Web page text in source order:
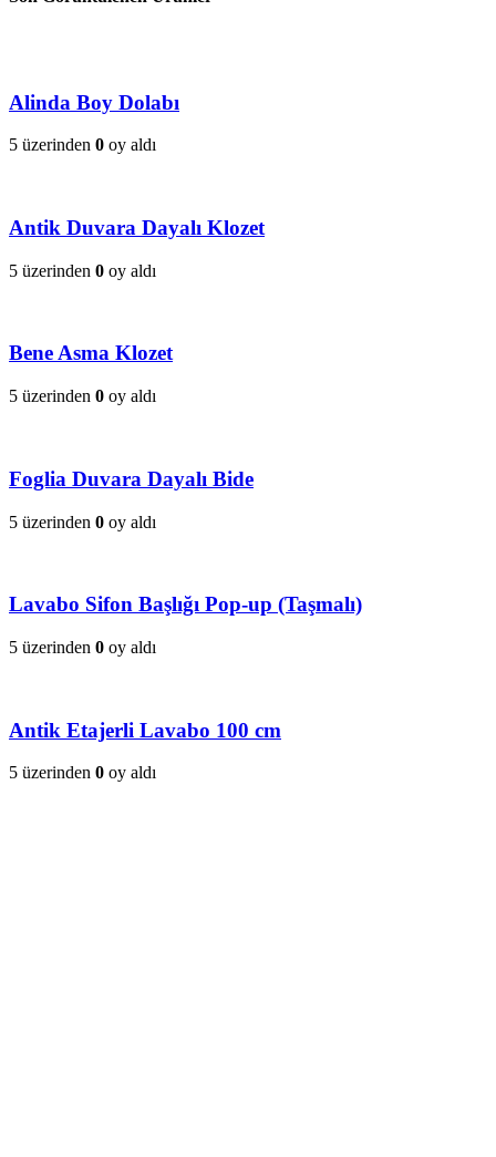
Alinda Boy Dolabı
5 üzerinden 0 oy aldı
Antik Duvara Dayalı Klozet
5 üzerinden 0 oy aldı
Bene Asma Klozet
5 üzerinden 0 oy aldı
Foglia Duvara Dayalı Bide
5 üzerinden 0 oy aldı
Lavabo Sifon Başlığı Pop-up (Taşmalı)
5 üzerinden 0 oy aldı
Antik Etajerli Lavabo 100 cm
5 üzerinden 0 oy aldı